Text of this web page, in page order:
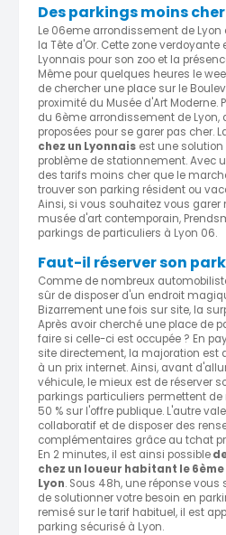
Des parkings moins
Le 06eme arrondissement de Lyon
la Tête d'Or. Cette zone verdoyante
Lyonnais pour son zoo et la
Même pour quelques heures le
de chercher une place sur le
proximité du Musée d'Art Moderne.
du 6ème arrondissement de
proposées pour se garer pas cher.
chez un Lyonnais est une
problème de stationnement. Avec
des tarifs moins cher que le
trouver son parking résident ou
Ainsi, si vous souhaitez vous
musée d'art contemporain,
parkings de particuliers à Lyon 06.
Faut-il réserver son
Comme de nombreux
sûr de disposer d'un endroit
Bizarrement une fois sur site, la
Après avoir cherché une place de
faire si celle-ci est occupée ? En
site directement, la majoration est
à un prix internet. Ainsi, avant
véhicule, le mieux est de réserver
parkings particuliers permettent
50 % sur l'offre publique. L'autre
collaboratif et de disposer des
complémentaires grâce au tchat
En 2 minutes, il est ainsi possible
chez un loueur habitant le
Lyon. Sous 48h, une réponse
de solutionner votre besoin en
remisé sur le tarif habituel, il est
parking sécurisé à Lyon.